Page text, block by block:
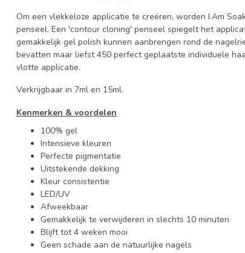
Om een vlekkeloze applicatie te creëren, worden I.Am
penseel. Een 'contour cloning' penseel spiegelt het
gemakkelijk gel polish kunnen aanbrengen rond de
bevatten maar liefst 450 perfect geplaatste individuele
vlotte applicatie.
Verkrijgbaar in 7ml en 15ml.
Kenmerken & voordelen
100% gel
Intensieve kleuren
Perfecte pigmentatie
Uitstekende dekking
Kleur consistentie
LED/UV
Afweekbaar
Gemakkelijk te verwijderen in slechts 10 minuten
Blijft tot 4 weken mooi
Geen schade aan de natuurlijke nagels